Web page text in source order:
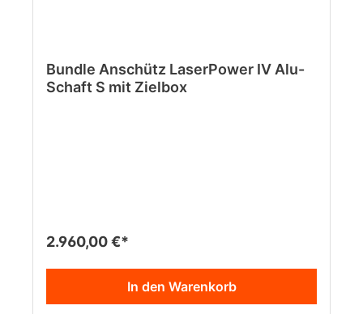
Bundle Anschütz LaserPower IV Alu-
Schaft S mit Zielbox
2.960,00 €*
In den Warenkorb